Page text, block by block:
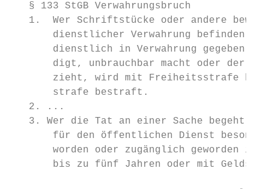
   § 133 StGB Verwahrungsbruch
1.  Wer Schriftstücke oder andere
dienstlicher Verwahrung befinden
dienstlich in Verwahrung gegeben
digt, unbrauchbar macht oder der
zieht, wird mit Freiheitsstrafe
       strafe bestraft.
   2. ...
3. Wer die Tat an einer Sache begeht,
für den öffentlichen Dienst
worden oder zugänglich geworden
bis zu fünf Jahren oder mit